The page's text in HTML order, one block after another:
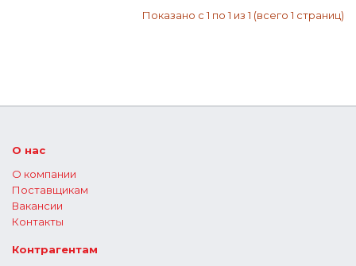
Показано с 1 по 1 из 1 (всего 1 страниц)
О нас
О компании
Поставщикам
Вакансии
Контакты
Контрагентам